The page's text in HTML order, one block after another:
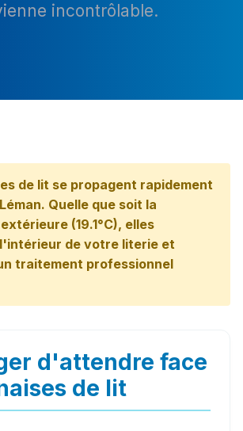
incontrôlable.
de lit se propagent rapidement
Quelle que soit la
(19.1°C), elles
de votre literie et
traitement professionnel
d'attendre face
de lit